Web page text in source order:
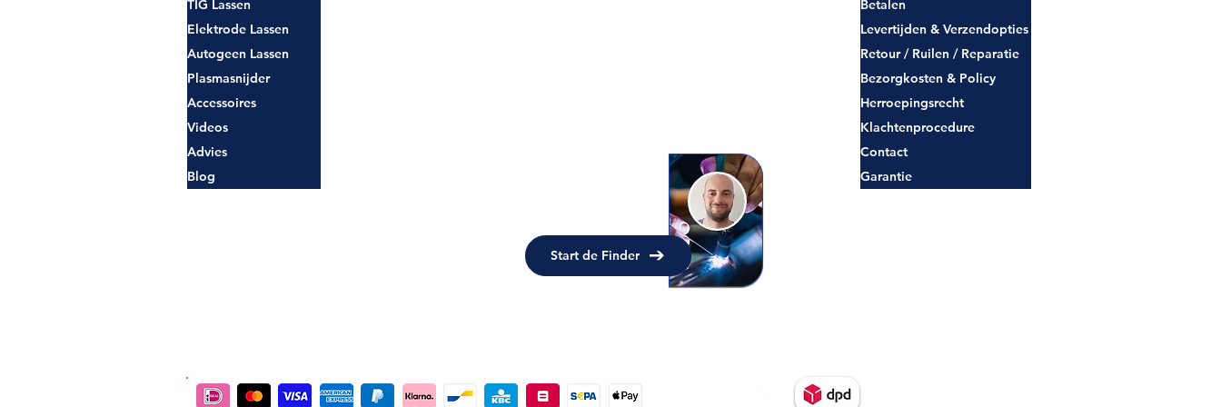
TIG Lassen
Elektrode Lassen
Autogeen Lassen
Plasmasnijder
Accessoires
Videos
Advies
Blog
Start de Finder
Betalen
Levertijden & Verzendopties
Retour / Ruilen / Reparatie
Bezorgkosten & Policy
Herroepingsrecht
Klachtenprocedure
Contact
Garantie